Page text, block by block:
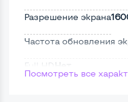
Разрешение экрана
Частота обновления
Full HD Нет
Посмотреть все